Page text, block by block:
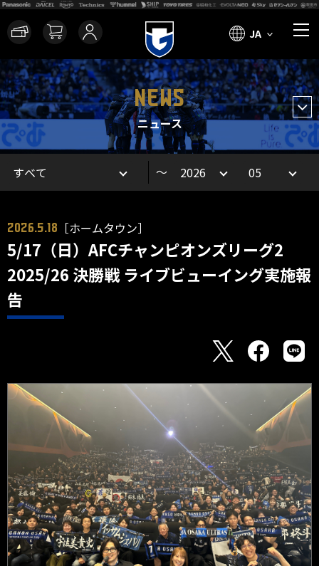
JA
NEWS
ニュース
～
2026.5.18 ［ホームタウン］
5/17（日）AFCチャンピオンズリーグ2
2025/26 決勝戦 ライブビューイング実施報
告